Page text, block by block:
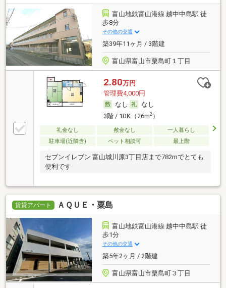
富山地鉄富山港線 越中中島駅 徒
歩8分
その他の交通
築39年11ヶ月 / 3階建
富山県富山市粟島町１丁目
2.80万円
管理費4,000円
なし
なし
3階 / 1DK（26m2）
礼金なし 敷金なし
一人暮らし
駐車場(近隣含)
ペット相談可 最上階
セブンイレブン 富山城川原3丁目店まで782mでとても
便利です
賃貸アパート ＡＱＵＥ・粟島
富山地鉄富山港線 越中中島駅 徒
歩1分
その他の交通
築5年2ヶ月 / 2階建
富山県富山市粟島町３丁目